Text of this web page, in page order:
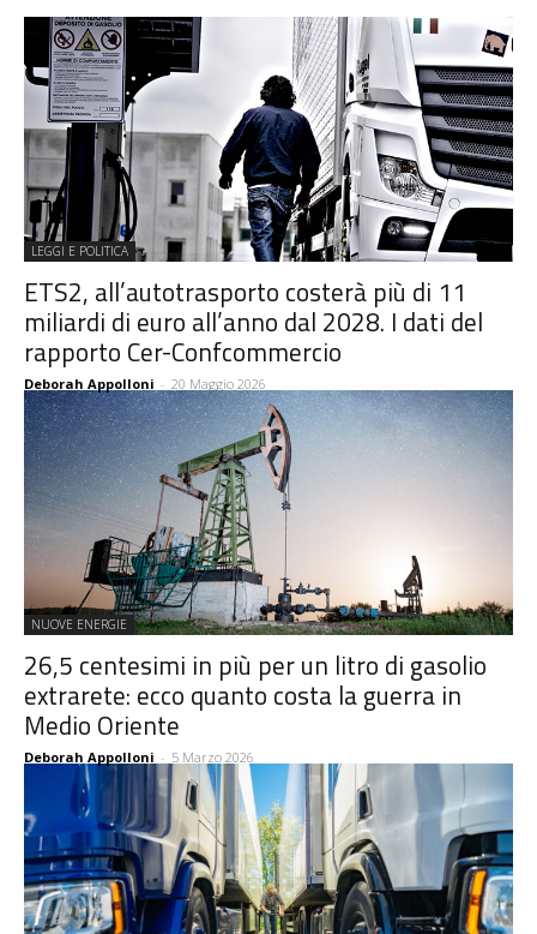
LEGGI E POLITICA
ETS2, all’autotrasporto costerà più di 11
miliardi di euro all’anno dal 2028. I dati del
rapporto Cer-Confcommercio
Deborah Appolloni - 20 Maggio 2026
NUOVE ENERGIE
26,5 centesimi in più per un litro di gasolio
extrarete: ecco quanto costa la guerra in
Medio Oriente
Deborah Appolloni - 5 Marzo 2026